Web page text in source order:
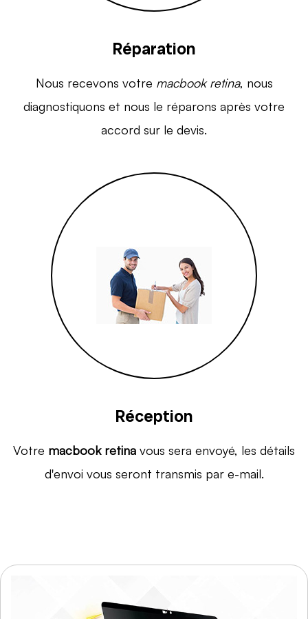
Réparation
Nous recevons votre macbook retina, nous
diagnostiquons et nous le réparons après votre
accord sur le devis.
Réception
Votre macbook retina vous sera envoyé, les détails
d'envoi vous seront transmis par e-mail.